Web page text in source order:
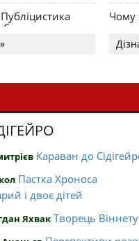
Чому
Караван до
Пастка Хроноса
і двоє дітей
Яхвак Творець Віннету